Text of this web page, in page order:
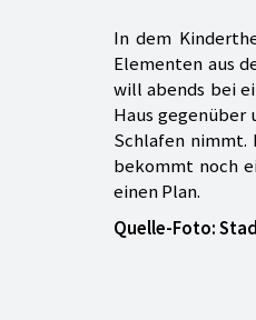
In dem
Elementen aus
will abends bei
Haus gegenüber
Schlafen nimmt.
bekommt noch
einen Plan.
Quelle-Foto: